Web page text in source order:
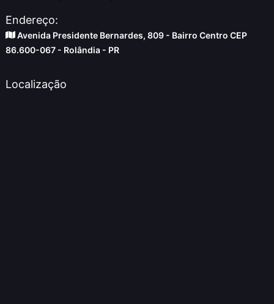
Endereço:
Avenida Presidente Bernardes, 809 - Bairro Centro CEP
86.600-067 - Rolândia - PR
Localização